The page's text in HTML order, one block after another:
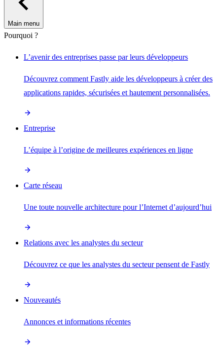
Main menu
Pourquoi ?
L’avenir des entreprises passe par leurs développeurs
Découvrez comment Fastly aide les développeurs à créer des
applications rapides, sécurisées et hautement personnalisées.
Entreprise
L’équipe à l’origine de meilleures expériences en ligne
Carte réseau
Une toute nouvelle architecture pour l’Internet d’aujourd’hui
Relations avec les analystes du secteur
Découvrez ce que les analystes du secteur pensent de Fastly
Nouveautés
Annonces et informations récentes